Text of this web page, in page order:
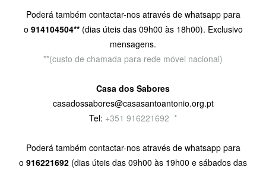
Poderá também contactar-nos através de whatsapp para
o 914104504** (dias úteis das 09h00 às 18h00). Exclusivo
mensagens.
**(custo de chamada para rede móvel nacional)
Casa dos Sabores
casadossabores@casasantoantonio.org.pt
Tel: +351 916221692 *
Poderá também contactar-nos através de whatsapp para
o 916221692 (dias úteis das 09h00 às 19h00 e sábados das